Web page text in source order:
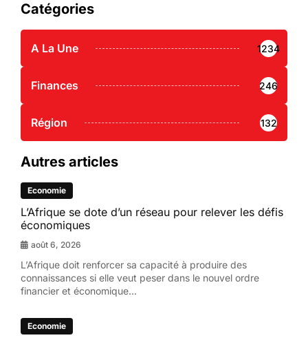
Catégories
A La Une 1234
Finances 246
Région 132
Autres articles
Economie
L’Afrique se dote d’un réseau pour relever les défis
économiques
août 6, 2026
L’Afrique doit renforcer sa capacité à produire des
connaissances si elle veut peser dans le nouvel ordre
financier et économique...
Economie